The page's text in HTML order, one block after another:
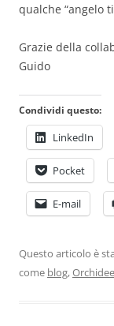
qualche “angelo
Grazie della
Guido
Condividi questo:
LinkedIn
Pocket
E-mail
Questo articolo è
come blog,Orchidee